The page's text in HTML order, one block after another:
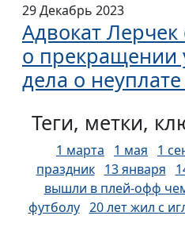
29 Декабрь 2023
Адвокат
о прекращении
дела о
Теги, метки,
1 марта 1 мая 1
праздник
13 января
вышли в плей-офф
футболу 20 лет жил с